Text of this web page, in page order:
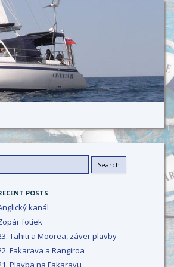
POSTS
kanál
fotiek
Tahiti a Moorea, záver plavby
Fakarava a Rangiroa
Plavba na Fakaravu